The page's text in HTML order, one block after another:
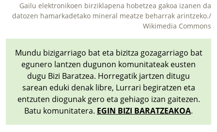
Gailu elektronikoen birziklapena hobetzea gakoa izanen da
datozen hamarkadetako mineral meatze beharrak arintzeko./
Wikimedia Commons
Mundu bizigarriago bat eta bizitza gozagarriago bat
egunero lantzen dugunon komunitateak eusten
dugu Bizi Baratzea. Horregatik jartzen ditugu
sarean eduki denak libre, Lurrari begiratzen eta
entzuten diogunak gero eta gehiago izan gaitezen.
Batu komunitatera. EGIN BIZI BARATZEAKOA.